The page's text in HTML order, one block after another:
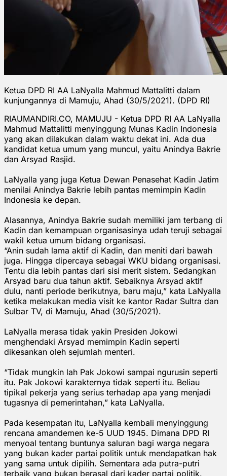
Ketua DPD RI AA LaNyalla Mahmud Mattalitti dalam
kunjungannya di Mamuju, Ahad (30/5/2021). (DPD RI)
RIAUMANDIRI.CO, MAMUJU - Ketua DPD RI AA LaNyalla
Mahmud Mattalitti menyinggung Munas Kadin Indonesia
yang akan dilakukan dalam waktu dekat ini. Ada dua
kandidat ketua umum yang muncul, yaitu Anindya Bakrie
dan Arsyad Rasjid.
LaNyalla yang juga Ketua Dewan Penasehat Kadin Jatim
menilai Anindya Bakrie lebih pantas memimpin Kadin
Indonesia ke depan.
Alasannya, Anindya Bakrie sudah memiliki jam terbang di
Kadin dan kemampuan organisasinya udah teruji sebagai
wakil ketua umum bidang organisasi.
“Anin sudah lama aktif di Kadin, dan meniti dari bawah
juga. Hingga dipercaya sebagai WKU bidang organisasi.
Tentu dia lebih pantas dari sisi merit sistem. Sedangkan
Arsyad baru dua tahun aktif. Sebaiknya Arsyad aktif
dulu, nanti periode berikutnya, baru maju,” kata LaNyalla
ketika melakukan media visit ke kantor Radar Sultra dan
Sulbar TV, di Mamuju, Ahad (30/5/2021).
LaNyalla merasa tidak yakin Presiden Jokowi
menghendaki Arsyad memimpin Kadin seperti
dikesankan oleh sejumlah menteri.
“Tidak mungkin lah Pak Jokowi sampai ngurusin seperti
itu. Pak Jokowi karakternya tidak seperti itu. Beliau
tipikal pekerja yang serius terhadap apa yang menjadi
tugasnya di pemerintahan,” kata LaNyalla.
Pada kesempatan itu, LaNyalla kembali menyinggung
rencana amandemen ke-5 UUD 1945. Dimana DPD RI
menyoal tentang buntunya saluran bagi warga negara
yang bukan kader partai politik untuk mendapatkan hak
yang sama untuk dipilih. Sementara ada putra-putri
terbaik yang bukan berasal dari kader partai politik.